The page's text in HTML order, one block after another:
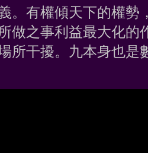
。有權傾天下的權勢
做之事利益最大化的
所干擾。九本身也是